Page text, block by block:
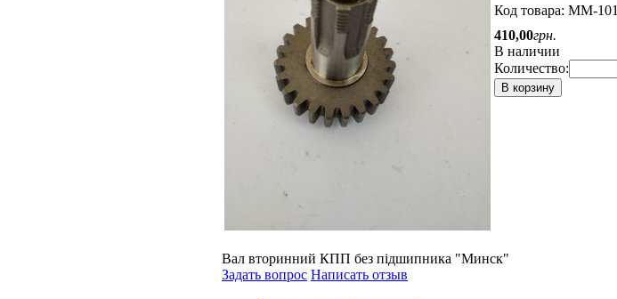
Код товара: ММ-101
410,00грн.
В наличии
Количество:
В корзину
Вал вторинний КПП без підшипника "Минск"
Задать вопрос Написать отзыв